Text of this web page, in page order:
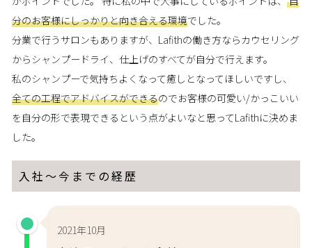
分のお客様にしっかりと向き合える環境でした。
分業で行うサロンもありますが、Lafithの働き方ならカウセリング
からシャンプードライ、仕上げのすべてが自分で行えます。
私のシャンプーで気持ちよくなって癒しとなってほしいですし、
全ての工程でアドバイスができるのでお客様の可愛い/かっこいい
を自分の形で表現できるという点がよいなと思ってLafithに決めま
した。
入社～今までの経歴
2021年10月